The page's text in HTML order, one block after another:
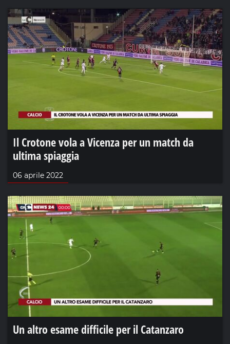
Il Crotone vola a Vicenza per un match da
ultima spiaggia
06 aprile 2022
Un altro esame difficile per il Catanzaro